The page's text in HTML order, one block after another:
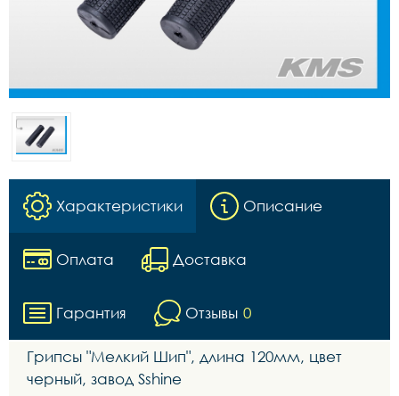
Характеристики Описание
Оплата Доставка
Гарантия Отзывы 0
Грипсы "Мелкий Шип", длина 120мм, цвет
черный, завод Sshine